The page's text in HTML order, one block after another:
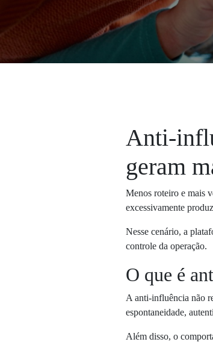
Anti-
geram
Menos roteiro e mais
excessivamente
Nesse cenário, a
controle da operação.
O que é
A anti-influência não
espontaneidade,
Além disso, o